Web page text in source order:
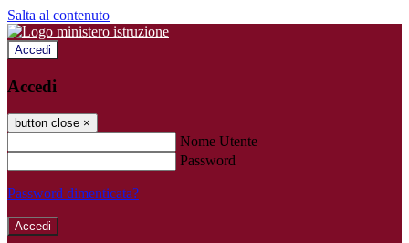
Salta al contenuto
Accedi
Accedi
button close ×
Nome Utente
Password
Password dimenticata?